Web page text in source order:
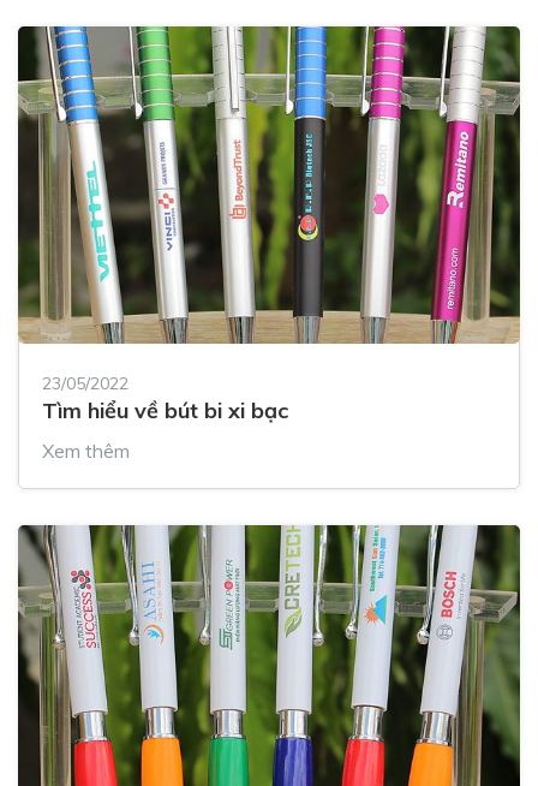
23/05/2022
Tìm hiểu về bút bi xi bạc
Xem thêm